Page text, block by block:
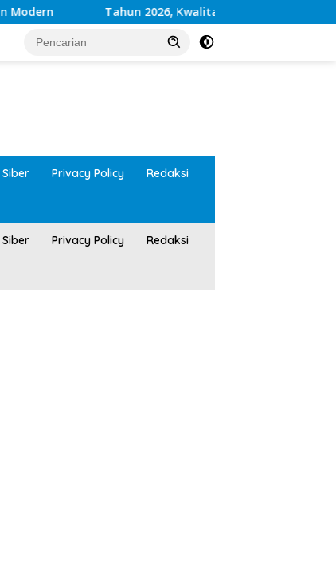
Tahun 2026, Kwalitas Layanan Kesehatan RSUD Moh
Privacy Policy Redaksi
Privacy Policy Redaksi